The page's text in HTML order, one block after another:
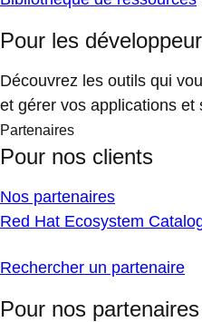
Pour les
Découvrez les outils qui
et gérer vos applications et
Partenaires
Pour nos clients
Nos partenaires
Red Hat Ecosystem
Rechercher un partenaire
Pour nos partenaires